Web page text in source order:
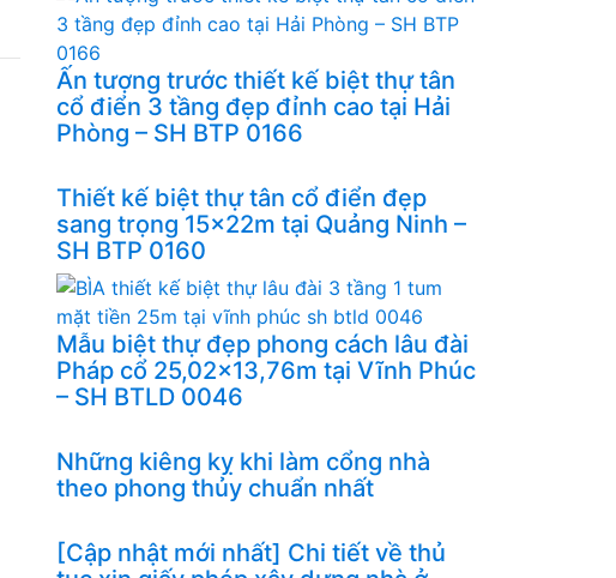
Ấn tượng trước thiết kế biệt thự tân
cổ điển 3 tầng đẹp đỉnh cao tại Hải
Phòng – SH BTP 0166
Thiết kế biệt thự tân cổ điển đẹp
sang trọng 15x22m tại Quảng Ninh –
SH BTP 0160
Mẫu biệt thự đẹp phong cách lâu đài
Pháp cổ 25,02x13,76m tại Vĩnh Phúc
– SH BTLD 0046
Những kiêng kỵ khi làm cổng nhà
theo phong thủy chuẩn nhất
[Cập nhật mới nhất] Chi tiết về thủ